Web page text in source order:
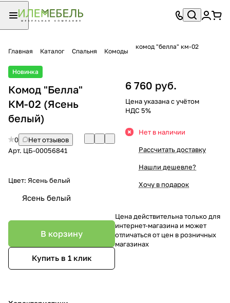
Главная Каталог Спальня Комоды
комод "белла" км-02
Новинка
Комод "Белла"
КМ-02 (Ясень
белый)
0
Нет отзывов
Арт. ЦБ-00056841
Цвет: Ясень белый
Ясень белый
В корзину
Купить в 1 клик
6 760 руб.
Цена указана с учётом
НДС 5%
Нет в наличии
Рассчитать доставку
Нашли дешевле?
Хочу в подарок
Цена действительна только для
интернет-магазина и может
отличаться от цен в розничных
магазинах